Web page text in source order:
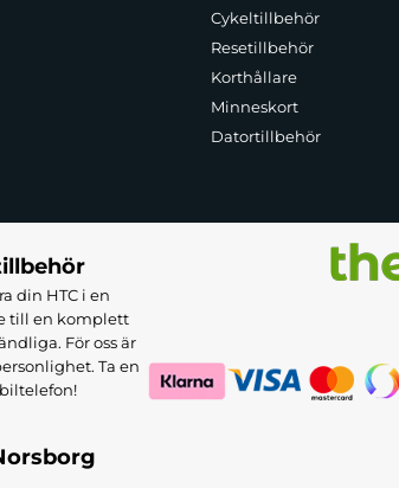
Cykeltillbehör
Resetillbehör
Korthållare
Minneskort
Datortillbehör
din HTC i en
till en komplett
För oss är
Ta en